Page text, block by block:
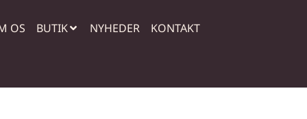
OS BUTIK NYHEDER KONTAKT